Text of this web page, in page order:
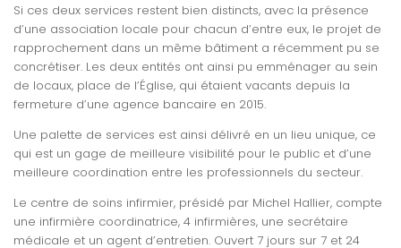
Si ces deux services restent bien distincts, avec la présence
d’une association locale pour chacun d’entre eux, le projet de
rapprochement dans un même bâtiment a récemment pu se
concrétiser. Les deux entités ont ainsi pu emménager au sein
de locaux, place de l’Église, qui étaient vacants depuis la
fermeture d’une agence bancaire en 2015.
Une palette de services est ainsi délivré en un lieu unique, ce
qui est un gage de meilleure visibilité pour le public et d’une
meilleure coordination entre les professionnels du secteur.
Le centre de soins infirmier, présidé par Michel Hallier, compte
une infirmière coordinatrice, 4 infirmières, une secrétaire
médicale et un agent d’entretien. Ouvert 7 jours sur 7 et 24